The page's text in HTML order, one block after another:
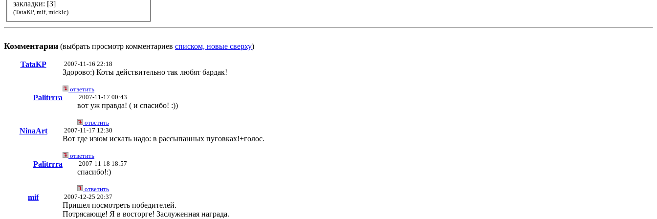
закладки: [3]
(TataKP, mif, mickic)
Комментарии (выбрать просмотр комментариев списком, новые сверху)
TataKP 2007-11-16 22:18
Здорово:) Коты действительно так любят бардак!
ответить
Palitrrra 2007-11-17 00:43
вот уж правда! ( и спасибо! :))
ответить
NinaArt 2007-11-17 12:30
Вот где изюм искать надо: в рассыпанных пуговках!+голос.
ответить
Palitrrra 2007-11-18 18:57
спасибо!:)
ответить
mif 2007-12-25 20:37
Пришел посмотреть победителей.
Потрясающе! Я в восторге! Заслуженная награда.